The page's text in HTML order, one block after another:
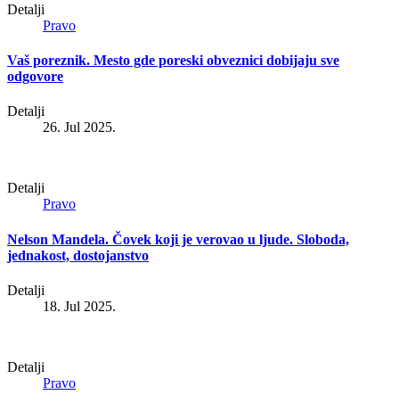
Detalji
Pravo
Vaš poreznik. Mesto gde poreski obveznici dobijaju sve
odgovore
Detalji
26. Jul 2025.
Detalji
Pravo
Nelson Mandela. Čovek koji je verovao u ljude. Sloboda,
jednakost, dostojanstvo
Detalji
18. Jul 2025.
Detalji
Pravo